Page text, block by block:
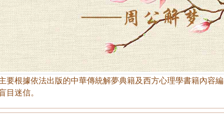
要根據依法出版的中華傳統解夢典籍及西方心理學書籍內容編
目迷信。